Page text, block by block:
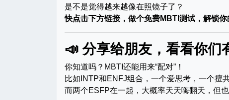
是不是觉得越来越像在照镜子了？
快点击下方链接，做个免费MBTI测试，解锁
📣 分享给朋友，看看你们
你知道吗？MBTI还能用来“配对”！
比如INTP和ENFJ组合，一个爱思考，一个擅
而两个ESFP在一起，大概率天天嗨翻天，但